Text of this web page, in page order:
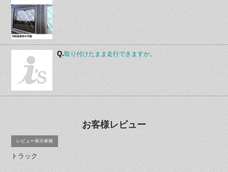
Q.取り付けたまま走行できますか。
お客様レビュー
レビュー表示車種
トラック